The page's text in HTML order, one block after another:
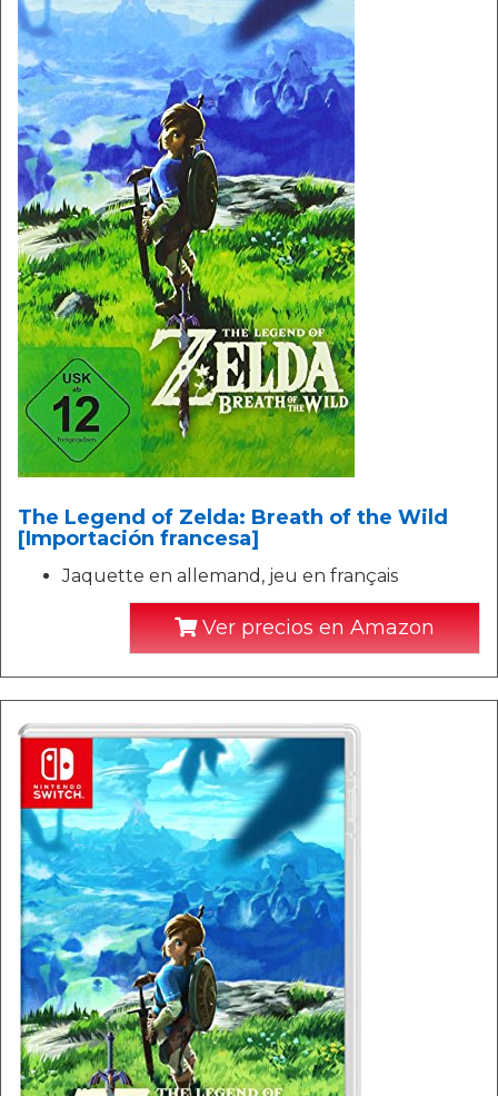
The Legend of Zelda: Breath of the Wild
[Importación francesa]
Jaquette en allemand, jeu en français
Ver precios en Amazon